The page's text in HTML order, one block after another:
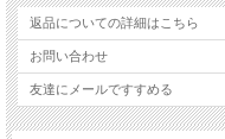
返品についての詳細はこちら
お問い合わせ
友達にメールですすめる